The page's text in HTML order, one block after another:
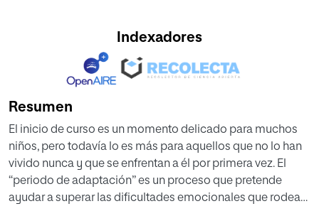
Indexadores
Resumen
El inicio de curso es un momento delicado para muchos
niños, pero todavía lo es más para aquellos que no lo han
vivido nunca y que se enfrentan a él por primera vez. El
“periodo de adaptación” es un proceso que pretende
ayudar a superar las dificultades emocionales que rodean